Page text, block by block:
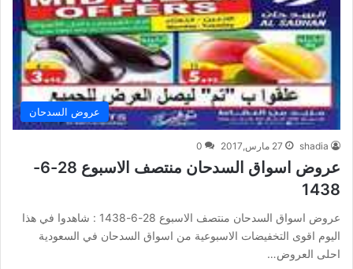
عروض السدحان
shadia 27 مارس,2017 0
عروض اسواق السدحان منتصف الاسبوع 28-6-
1438
عروض اسواق السدحان منتصف الاسبوع 28-6-1438 : شاهدوا في هذا
اليوم اقوى التخفيضات الاسبوعية من اسواق السدحان في السعودية
احلى العروض…